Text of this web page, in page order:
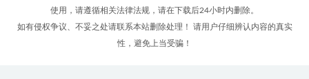
使用，请遵循相关法律法规，请在下载后24小时内删除。
如有侵权争议、不妥之处请联系本站删除处理！ 请用户仔细辨认内容的真实
性，避免上当受骗！